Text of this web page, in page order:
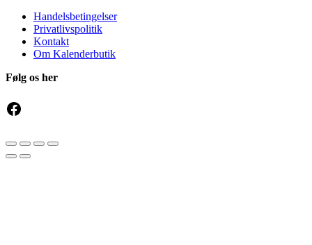
Handelsbetingelser
Privatlivspolitik
Kontakt
Om Kalenderbutik
Følg os her
Facebook